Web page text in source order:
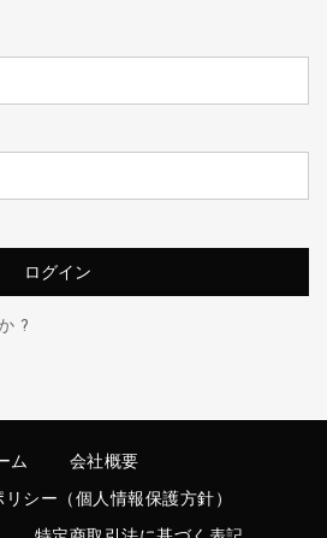
?
ム 会社概要
シー（個人情報保護方針）